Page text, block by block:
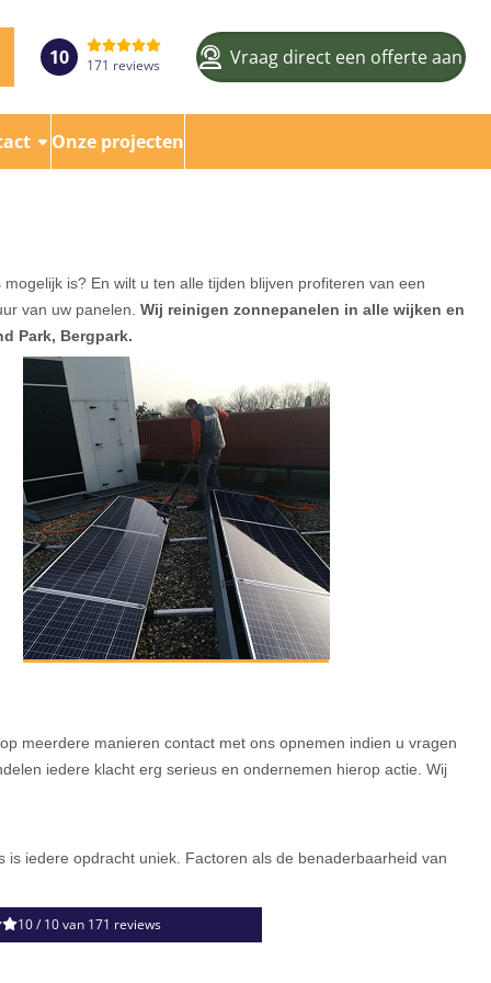
10 171 reviews Vraag direct een offerte aan
Onze projecten
is? En wilt u ten alle tijden blijven profiteren van een
van uw panelen.Wij reinigen zonnepanelen in alle wijken en
Park, Bergpark.
meerdere manieren contact met ons opnemen indien u vragen
iedere klacht erg serieus en ondernemen hierop actie. Wij
iedere opdracht uniek. Factoren als de benaderbaarheid van